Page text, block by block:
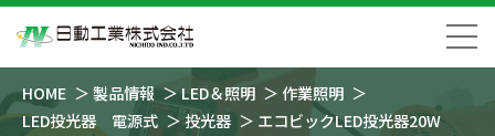
HOME 製品情報 LED＆照明
作業照明
LED投光器 電源式
投光器 エコビックLED投光器20W